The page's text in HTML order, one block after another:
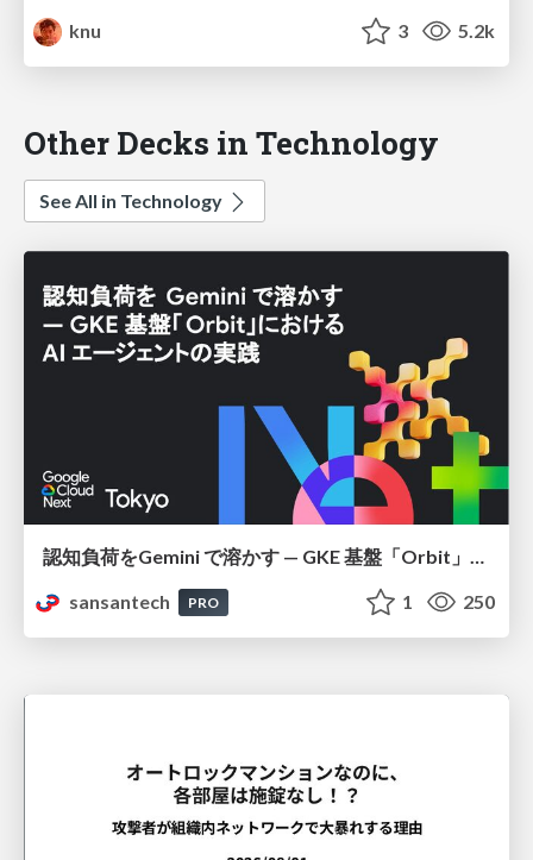
knu 3 5.2k
Other Decks in Technology
See All in Technology
sansantech
PRO 1 250